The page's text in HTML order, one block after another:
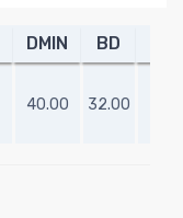
DMIN BD
40.00 32.00